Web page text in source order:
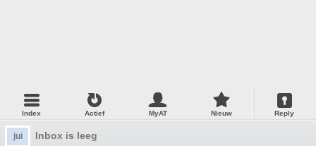
Index Actief MyAT Nieuw Reply
jui Inbox is leeg